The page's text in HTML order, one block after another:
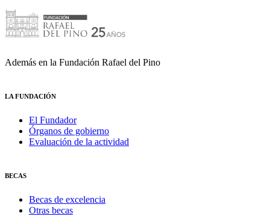
Además en la Fundación Rafael del Pino
LA FUNDACIÓN
El Fundador
Órganos de gobierno
Evaluación de la actividad
BECAS
Becas de excelencia
Otras becas